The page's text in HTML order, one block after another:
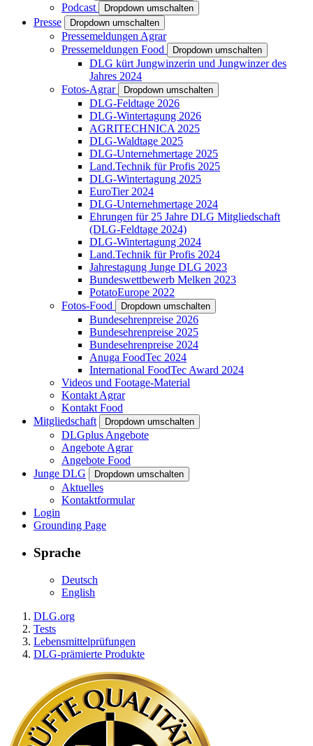
Podcast Dropdown umschalten
Presse Dropdown umschalten
Pressemeldungen Agrar
Pressemeldungen Food
Dropdown umschalten
DLG kürt Jungwinzerin und Jungwinzer des
Jahres 2024
Fotos-Agrar
Dropdown umschalten
DLG-Feldtage 2026
DLG-Wintertagung 2026
AGRITECHNICA 2025
DLG-Waldtage 2025
DLG-Unternehmertage 2025
Land.Technik für Profis 2025
DLG-Wintertagung 2025
EuroTier 2024
DLG-Unternehmertage 2024
Ehrungen für 25 Jahre DLG Mitgliedschaft
(DLG-Feldtage 2024)
DLG-Wintertagung 2024
Land.Technik für Profis 2024
Jahrestagung Junge DLG 2023
Bundeswettbewerb Melken 2023
PotatoEurope 2022
Fotos-Food
Dropdown umschalten
Bundesehrenpreise 2026
Bundesehrenpreise 2025
Bundesehrenpreise 2024
Anuga FoodTec 2024
International FoodTec Award 2024
Videos und Footage-Material
Kontakt Agrar
Kontakt Food
Mitgliedschaft
Dropdown umschalten
DLGplus Angebote
Angebote Agrar
Angebote Food
Junge DLG
Dropdown umschalten
Aktuelles
Kontaktformular
Login
Grounding Page
Sprache
Deutsch
English
DLG.org
Tests
Lebensmittelprüfungen
DLG-prämierte Produkte